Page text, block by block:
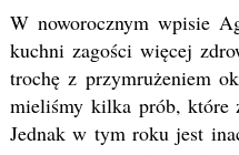
W noworocznym wpisie
kuchni zagości więcej
trochę z przymrużeniem
mieliśmy kilka prób, które
Jednak w tym roku jest